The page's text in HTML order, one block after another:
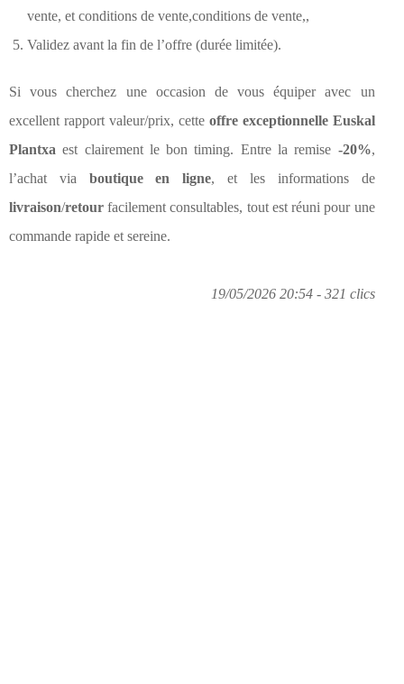
vente, et conditions de vente,conditions de vente,,
Validez avant la fin de l’offre (durée limitée).
Si vous cherchez une occasion de vous équiper avec un
excellent rapport valeur/prix, cette offre exceptionnelle Euskal
Plantxa est clairement le bon timing. Entre la remise -20%,
l’achat via boutique en ligne, et les informations de
livraison/retour facilement consultables, tout est réuni pour une
commande rapide et sereine.
19/05/2026 20:54 - 321 clics